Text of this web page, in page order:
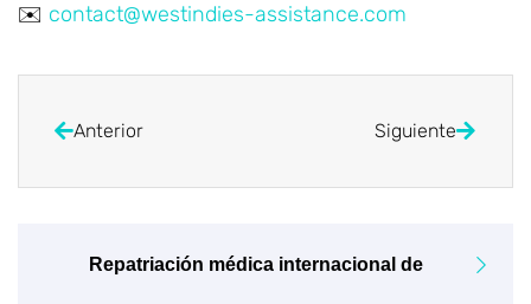
✉️ contact@westindies-assistance.com
Anterior Siguiente
Repatriación médica internacional de